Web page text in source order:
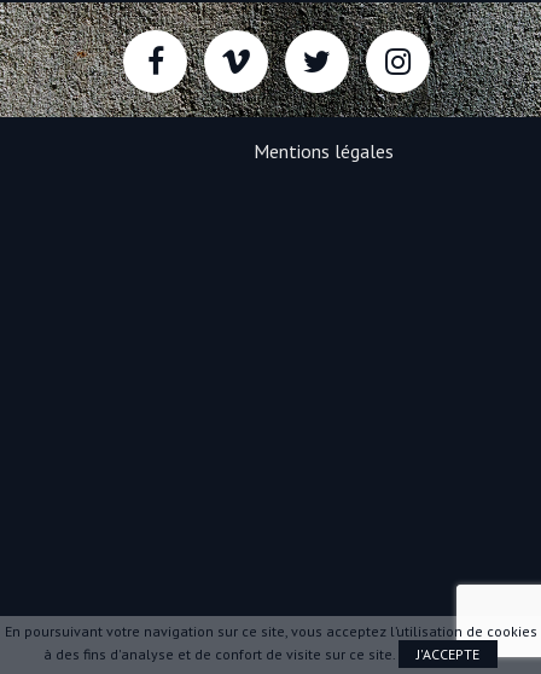
En poursuivant votre navigation sur ce site, vous acceptez l’utilisation de cookies
à des fins d'analyse et de confort de visite sur ce site.
J'ACCEPTE
Mentions légales